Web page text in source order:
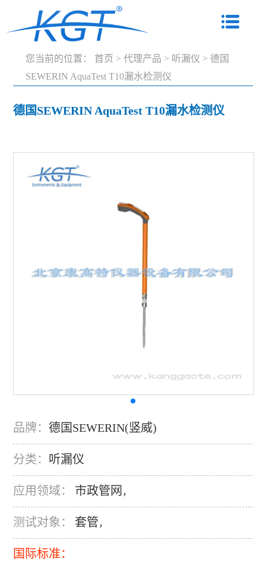
您当前的位置： 首页 > 代理产品 > 听漏仪 > 德国
SEWERIN AquaTest T10漏水检测仪
德国SEWERIN AquaTest T10漏水检测仪
品牌：德国SEWERIN(竖威)
分类： 听漏仪
应用领域： 市政管网 ，
测试对象： 套管，
国际标准：